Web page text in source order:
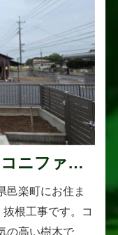
ニファー
邑楽町にお住ま
根工事です。コ
高い樹木で、